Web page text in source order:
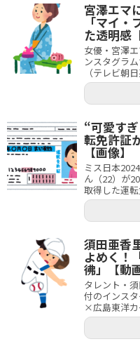
宮澤エマ
「マイ・
た透明感
女優・宮澤
ンスタグラ
（テレビ朝
“可愛す
転免許証
【画像】
ミス日本
ん（22）が
取得した運
須田亜香
よめく！
彿」【動
タレント・
付のインス
×広島東洋カ